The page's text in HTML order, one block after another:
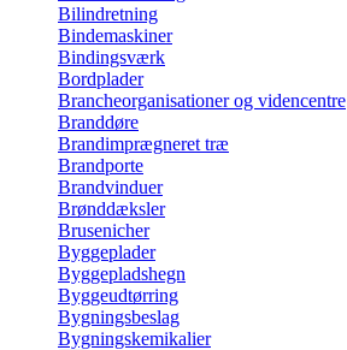
Bilindretning
Bindemaskiner
Bindingsværk
Bordplader
Brancheorganisationer og videncentre
Branddøre
Brandimprægneret træ
Brandporte
Brandvinduer
Brønddæksler
Brusenicher
Byggeplader
Byggepladshegn
Byggeudtørring
Bygningsbeslag
Bygningskemikalier